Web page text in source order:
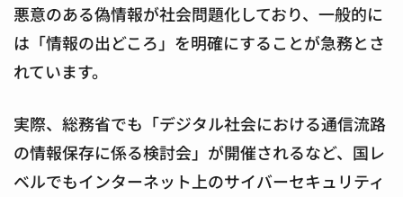
悪意のある偽情報が社会問題化しており、一般的に
は「情報の出どころ」を明確にすることが急務とさ
れています。
実際、総務省でも「デジタル社会における通信流路
の情報保存に係る検討会」が開催されるなど、国レ
ベルでもインターネット上のサイバーセキュリティ